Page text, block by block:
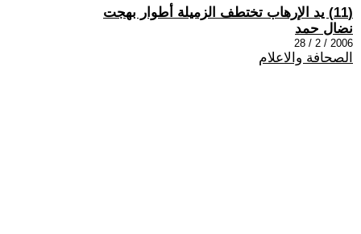
(11) يد الإرهاب تختطف الزميلة أطوار بهجت
نضال حمد
2006 / 2 / 28
الصحافة والاعلام